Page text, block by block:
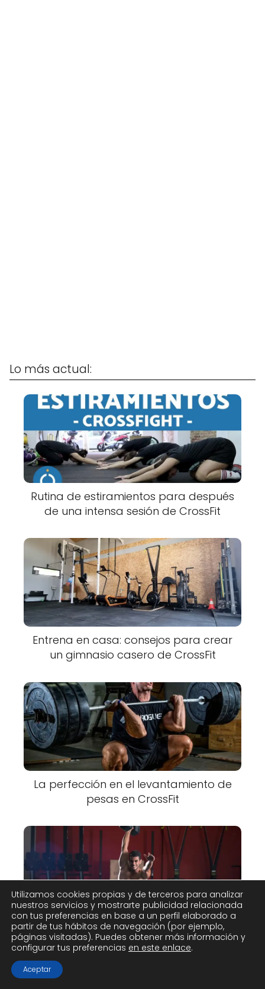
Lo más actual:
Rutina de estiramientos para después
de una intensa sesión de CrossFit
Entrena en casa: consejos para crear
un gimnasio casero de CrossFit
La perfección en el levantamiento de
pesas en CrossFit
Entrenamiento de CrossFit para todas
las edades y niveles
Utilizamos cookies propias y de terceros para analizar
nuestros servicios y mostrarte publicidad relacionada
con tus preferencias en base a un perfil elaborado a
partir de tus hábitos de navegación (por ejemplo,
páginas visitadas). Puedes obtener más información y
configurar tus preferencias en este enlace.
Aceptar